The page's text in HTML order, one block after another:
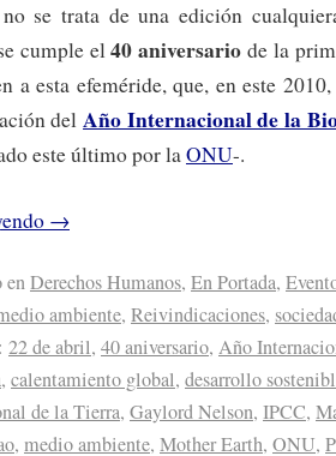
no se trata de una edición
cumple el40 aniversario de la
a esta efeméride, que, en este
delAño Internacional de la
este último por laONU-.
→
enDerechos Humanos, En Portada,
ambiente, Reivindicaciones,
22 de abril, 40 aniversario, Año
, calentamiento global, desarrollo
de la Tierra, Gaylord Nelson, IPCC,
, medio ambiente, Mother Earth, ONU,